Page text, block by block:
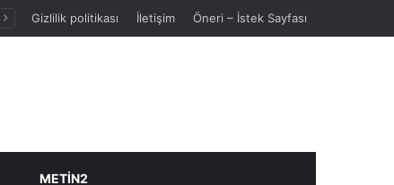
Gizlilik politikası İletişim Öneri – İstek Sayfası
METİN2